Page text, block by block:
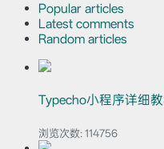
Popular articles
Latest comments
Random articles
Typecho小程序详细
浏览次数: 114756